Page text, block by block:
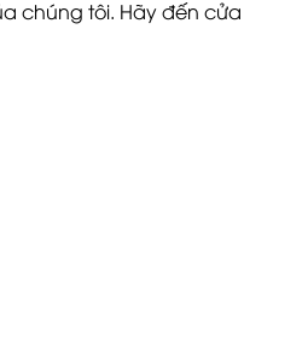
chúng tôi. Hãy đến cửa